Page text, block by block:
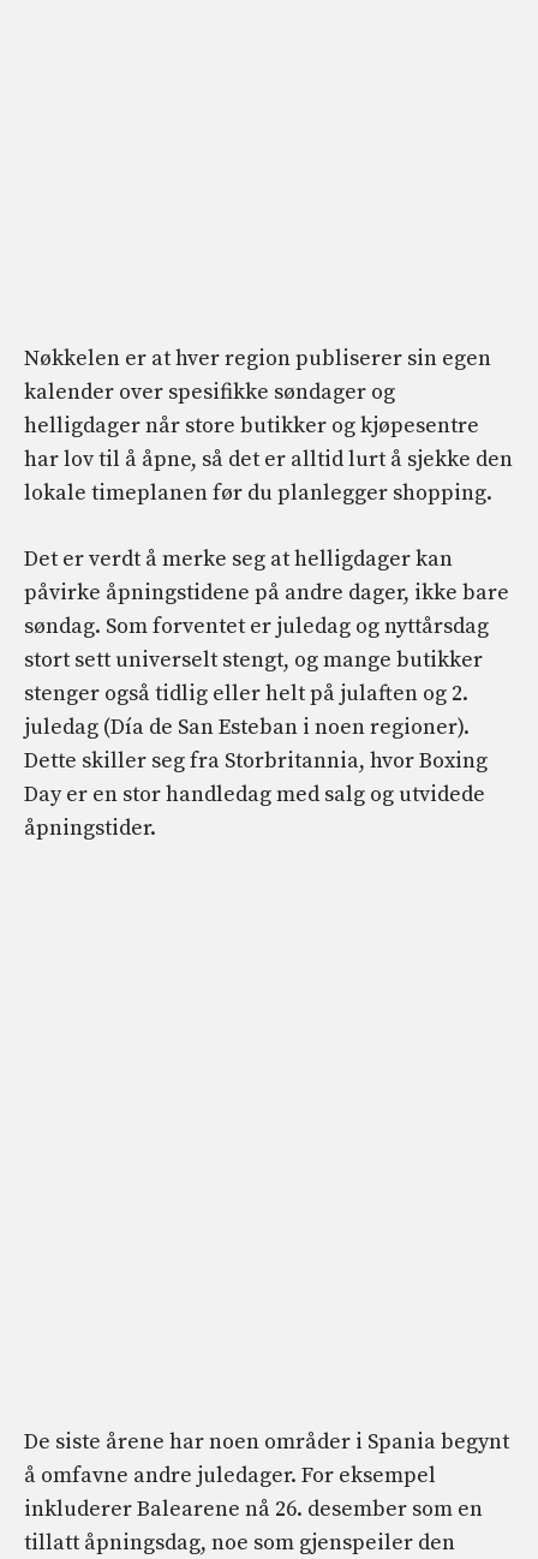
Nøkkelen er at hver region publiserer sin egen
kalender over spesifikke søndager og
helligdager når store butikker og kjøpesentre
har lov til å åpne, så det er alltid lurt å sjekke den
lokale timeplanen før du planlegger shopping.
Det er verdt å merke seg at helligdager kan
påvirke åpningstidene på andre dager, ikke bare
søndag. Som forventet er juledag og nyttårsdag
stort sett universelt stengt, og mange butikker
stenger også tidlig eller helt på julaften og 2.
juledag (Día de San Esteban i noen regioner).
Dette skiller seg fra Storbritannia, hvor Boxing
Day er en stor handledag med salg og utvidede
åpningstider.
De siste årene har noen områder i Spania begynt
å omfavne andre juledager. For eksempel
inkluderer Balearene nå 26. desember som en
tillatt åpningsdag, noe som gjenspeiler den